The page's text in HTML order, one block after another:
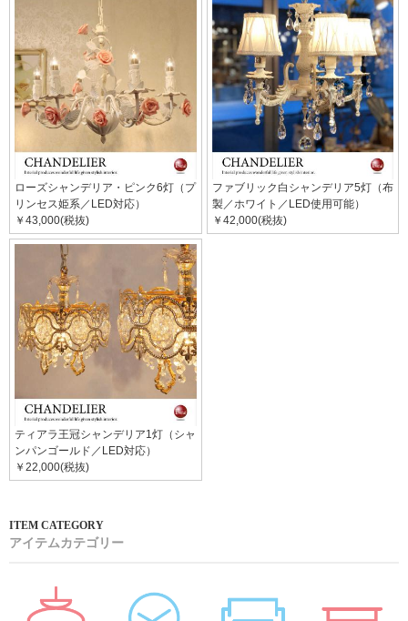
ローズシャンデリア・ピンク6灯（プ
リンセス姫系／LED対応）
￥43,000(税抜)
ファブリック白シャンデリア5灯（布
製／ホワイト／LED使用可能）
￥42,000(税抜)
ティアラ王冠シャンデリア1灯（シャ
ンパンゴールド／LED対応）
￥22,000(税抜)
アイテムカテゴリー